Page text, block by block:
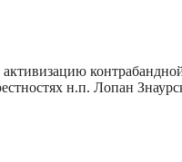
н.п. Лопан